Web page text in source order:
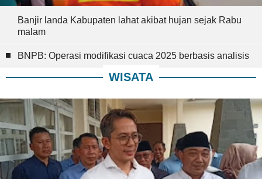
Banjir landa Kabupaten lahat akibat hujan sejak Rabu
malam
BNPB: Operasi modifikasi cuaca 2025 berbasis analisis
WISATA